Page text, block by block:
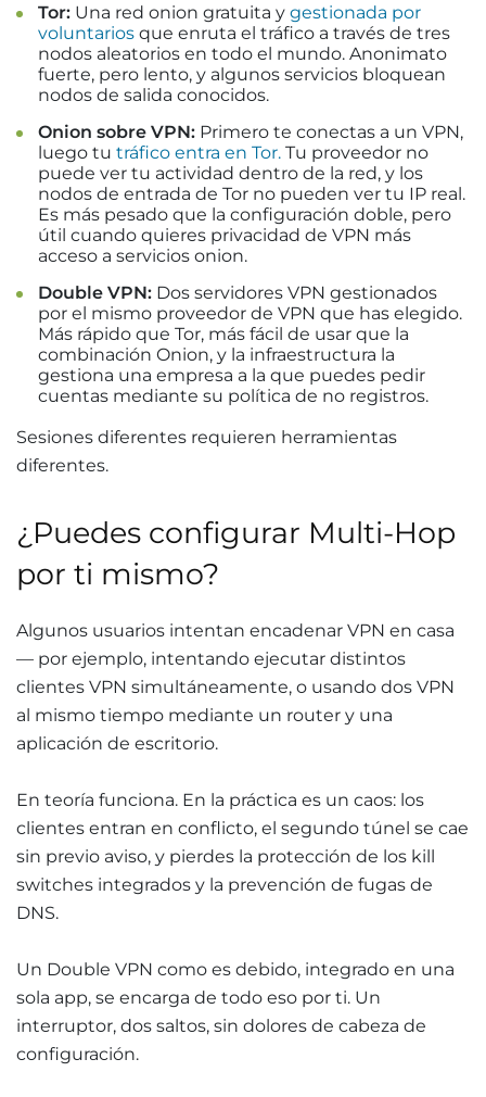
Tor: Una red onion gratuita y gestionada por
voluntarios que enruta el tráfico a través de tres
nodos aleatorios en todo el mundo. Anonimato
fuerte, pero lento, y algunos servicios bloquean
nodos de salida conocidos.
Onion sobre VPN: Primero te conectas a un VPN,
luego tu tráfico entra en Tor. Tu proveedor no
puede ver tu actividad dentro de la red, y los
nodos de entrada de Tor no pueden ver tu IP real.
Es más pesado que la configuración doble, pero
útil cuando quieres privacidad de VPN más
acceso a servicios onion.
Double VPN: Dos servidores VPN gestionados
por el mismo proveedor de VPN que has elegido.
Más rápido que Tor, más fácil de usar que la
combinación Onion, y la infraestructura la
gestiona una empresa a la que puedes pedir
cuentas mediante su política de no registros.
Sesiones diferentes requieren herramientas
diferentes.
¿Puedes configurar Multi-Hop
por ti mismo?
Algunos usuarios intentan encadenar VPN en casa
— por ejemplo, intentando ejecutar distintos
clientes VPN simultáneamente, o usando dos VPN
al mismo tiempo mediante un router y una
aplicación de escritorio.
En teoría funciona. En la práctica es un caos: los
clientes entran en conflicto, el segundo túnel se cae
sin previo aviso, y pierdes la protección de los kill
switches integrados y la prevención de fugas de
DNS.
Un Double VPN como es debido, integrado en una
sola app, se encarga de todo eso por ti. Un
interruptor, dos saltos, sin dolores de cabeza de
configuración.